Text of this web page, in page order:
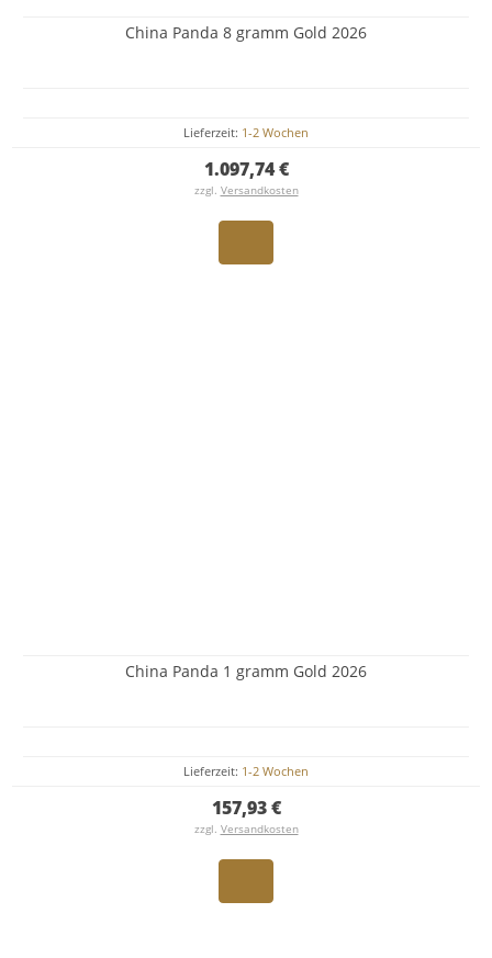
China Panda 8 gramm Gold 2026
Lieferzeit: 1-2 Wochen
1.097,74 €
zzgl. Versandkosten
China Panda 1 gramm Gold 2026
Lieferzeit: 1-2 Wochen
157,93 €
zzgl. Versandkosten